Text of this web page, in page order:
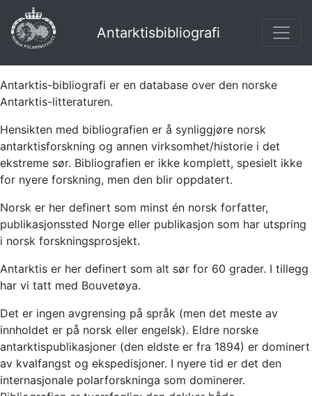
Antarktisbibliografi
Antarktis-bibliografi er en database over den norske
Antarktis-litteraturen.
Hensikten med bibliografien er å synliggjøre norsk
antarktisforskning og annen virksomhet/historie i det
ekstreme sør. Bibliografien er ikke komplett, spesielt ikke
for nyere forskning, men den blir oppdatert.
Norsk er her definert som minst én norsk forfatter,
publikasjonssted Norge eller publikasjon som har utspring
i norsk forskningsprosjekt.
Antarktis er her definert som alt sør for 60 grader. I tillegg
har vi tatt med Bouvetøya.
Det er ingen avgrensing på språk (men det meste av
innholdet er på norsk eller engelsk). Eldre norske
antarktispublikasjoner (den eldste er fra 1894) er dominert
av kvalfangst og ekspedisjoner. I nyere tid er det den
internasjonale polarforskninga som dominerer.